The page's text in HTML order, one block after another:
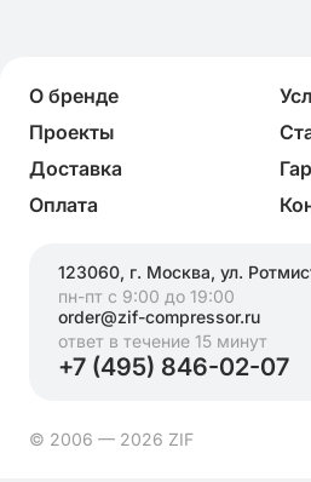
О бренде
Проекты
Доставка
Оплата
123060, г. Москва, ул.
пн-пт с 9:00 до 19:00
order@zif-compressor.ru
ответ в течение 15 минут
+7 (495) 846-02-07
© 2006 — 2026 ZIF